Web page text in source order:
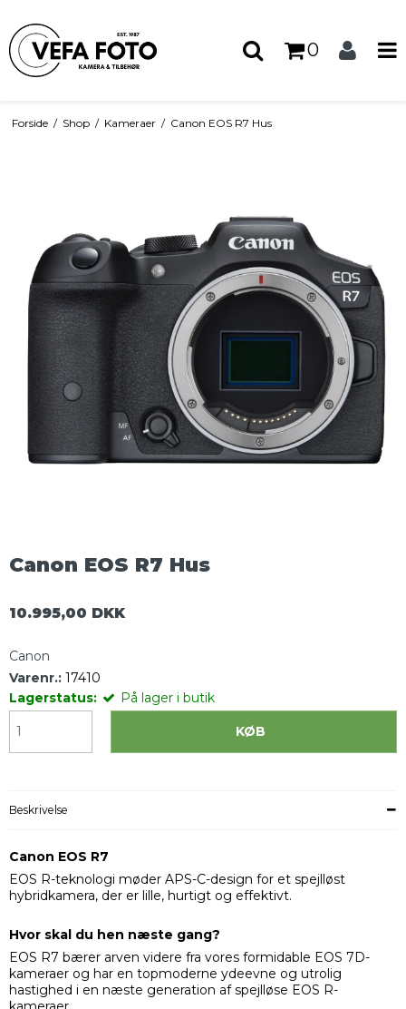
0
Forside / Shop / Kameraer / Canon EOS R7 Hus
Canon EOS R7 Hus
10.995,00 DKK
Canon
Varenr.: 17410
Lagerstatus:
På lager i butik
KØB
Beskrivelse
Canon EOS R7
EOS R-teknologi møder APS-C-design for et spejlløst
hybridkamera, der er lille, hurtigt og effektivt.
Hvor skal du hen næste gang?
EOS R7 bærer arven videre fra vores formidable EOS 7D-
kameraer og har en topmoderne ydeevne og utrolig
hastighed i en næste generation af spejlløse EOS R-